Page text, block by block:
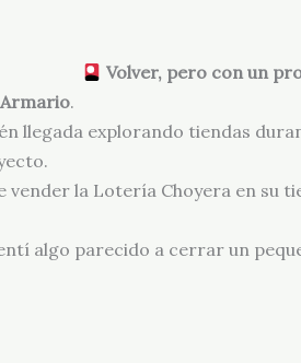
Volver, pero con un
Armario.
llegada explorando tiendas
vender la Lotería Choyera en su
algo parecido a cerrar un